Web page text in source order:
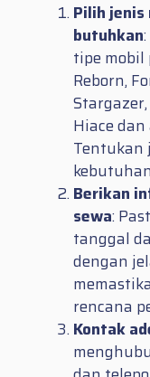
Pilih jenis
butuhkan
tipe mobil
Reborn,
Hiace
Tentukan
Berikan
sewa:
tanggal
dengan
rencana
Kontak